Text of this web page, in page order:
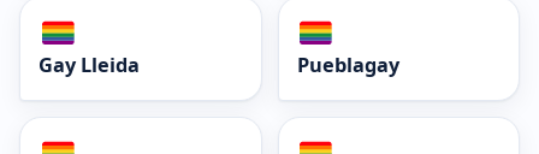
Gay Lleida Pueblagay